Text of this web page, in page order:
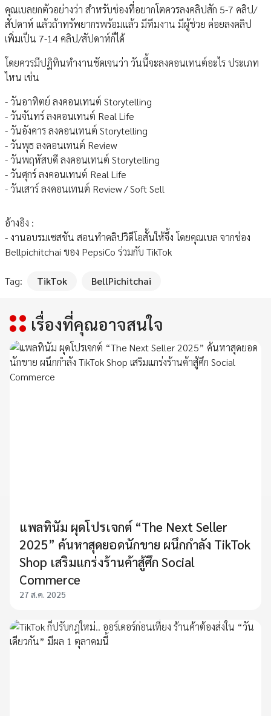
คุณเบลยกตัวอย่างว่า สำหรับช่องที่อยากโตควรลงคลิปสัก 5-7 คลิป/
สัปดาห์ แล้วถ้าทรัพยากรพร้อมแล้ว มีทีมงาน มีผู้ช่วย ค่อยลงคลิป
เพิ่มเป็น 7-14 คลิป/สัปดาห์ก็ได้
โดยควรมีปฏิทินทำงานชัดเจนว่า วันนี้จะลงคอนเทนต์อะไร ประเภท
ไหน เช่น
- วันอาทิตย์ ลงคอนเทนต์ Storytelling
- วันจันทร์ ลงคอนเทนต์ Real Life
- วันอังคาร ลงคอนเทนต์ Storytelling
- วันพุธ ลงคอนเทนต์ Review
- วันพฤหัสบดี ลงคอนเทนต์ Storytelling
- วันศุกร์ ลงคอนเทนต์ Real Life
- วันเสาร์ ลงคอนเทนต์ Review / Soft Sell
อ้างอิง :
- งานอบรมเซสชัน สอนทำคลิปวิดีโอสั้นให้จึ้ง โดยคุณเบล จากช่อง
Bellpichitchai ของ PepsiCo ร่วมกับ TikTok
Tag: TikTok BellPichitchai
เรื่องที่คุณอาจสนใจ
แพลทินัม ผุดโปรเจกต์ “The Next Seller
2025” ค้นหาสุดยอดนักขาย ผนึกกำลัง TikTok
Shop เสริมแกร่งร้านค้าสู้ศึก Social
Commerce
27 ส.ค. 2025